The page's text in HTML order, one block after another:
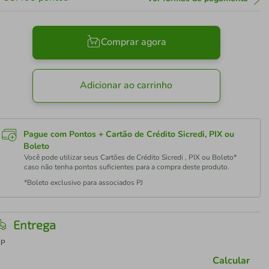
Comprar agora
Adicionar ao carrinho
Pague com Pontos + Cartão de Crédito Sicredi, PIX ou
Boleto
Você pode utilizar seus Cartões de Crédito Sicredi , PIX ou Boleto*
caso não tenha pontos suficientes para a compra deste produto.
*Boleto exclusivo para associados PJ
Entrega
Calcular